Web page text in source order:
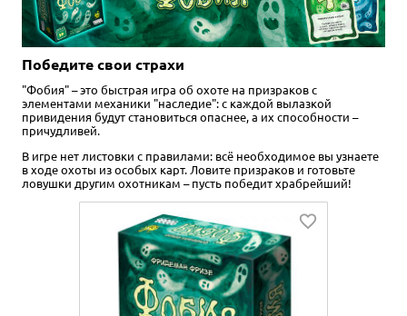
Победите свои страхи
"Фобия" – это быстрая игра об охоте на призраков с
элементами механики "наследие": с каждой вылазкой
привидения будут становиться опаснее, а их способности –
причудливей.
В игре нет листовки с правилами: всё необходимое вы узнаете
в ходе охоты из особых карт. Ловите призраков и готовьте
ловушки другим охотникам – пусть победит храбрейший!